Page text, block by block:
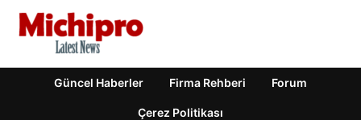
Güncel Haberler Firma Rehberi Forum
Çerez Politikası